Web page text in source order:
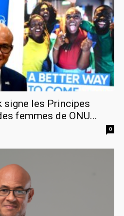
signe les Principes
femmes de ONU...
0